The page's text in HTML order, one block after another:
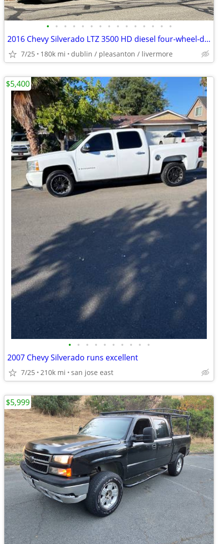
• • • • • • • • • • • • • • •
2016 Chevy Silverado LTZ 3500 HD diesel four-wheel-drive
7/25 180k mi dublin / pleasanton / livermore
• • • • • • • • • •
2007 Chevy Silverado runs excellent
7/25 210k mi san jose east
$5,400
$5,999